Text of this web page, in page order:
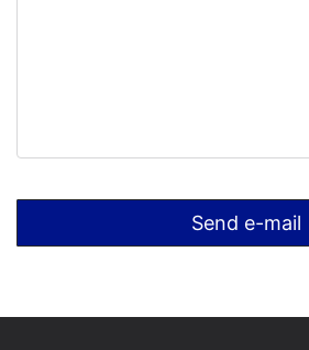
Send e-mail